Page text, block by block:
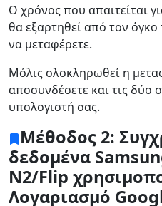
Ο χρόνος που απαιτείται
θα εξαρτηθεί από τον
να μεταφέρετε.
Μόλις ολοκληρωθεί η
αποσυνδέσετε και τις δύο
υπολογιστή σας.
Μέθοδος 2:
δεδομένα
N2/Flip
Λογαριασμό